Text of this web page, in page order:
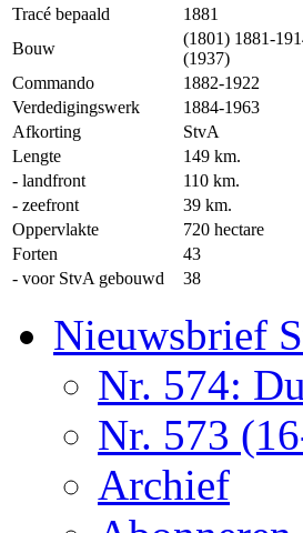
Tracé bepaald
1881
Bouw
(1801) 1881-
(1937)
Commando
1882-1922
Verdedigingswerk
1884-1963
Afkorting
StvA
Lengte
149 km.
- landfront
110 km.
- zeefront
39 km.
Oppervlakte
720 hectare
Forten
43
- voor StvA gebouwd
38
Nieuwsbrief
Nr. 574:
Nr. 573
Archief